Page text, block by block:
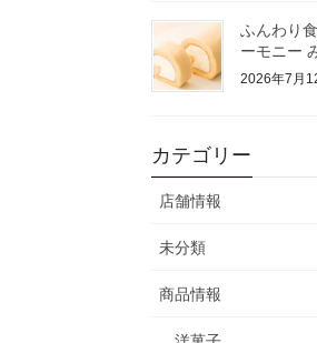
ふんわり
ーモニー
2026年7月
カテゴリー
店舗情報
未分類
商品情報